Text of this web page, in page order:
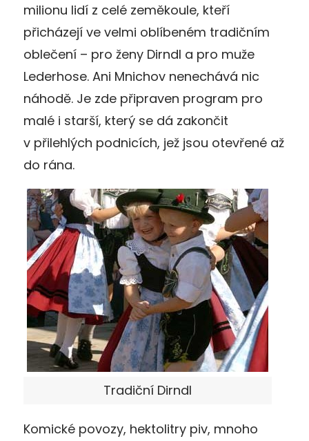
milionu lidí z celé zeměkoule, kteří
přicházejí ve velmi oblíbeném tradičním
oblečení – pro ženy Dirndl a pro muže
Lederhose. Ani Mnichov nenechává nic
náhodě. Je zde připraven program pro
malé i starší, který se dá zakončit
v přilehlých podnicích, jež jsou otevřené až
do rána.
Tradiční Dirndl
Komické povozy, hektolitry piv, mnoho